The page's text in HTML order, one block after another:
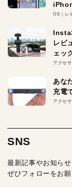
OS レ
レビ
ェッ
アクセサ
あな
充電
アクセサ
SNS
最新記事やお知ら
ぜひフォローをお願